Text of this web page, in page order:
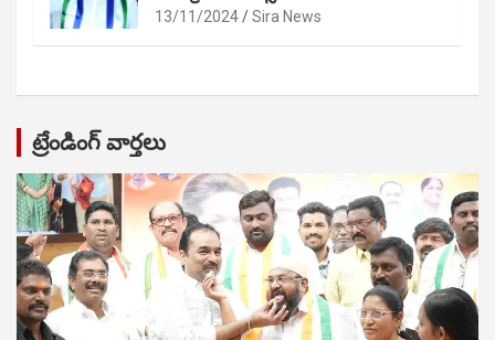
13/11/2024 Sira News
ట్రేండింగ్ వార్తలు